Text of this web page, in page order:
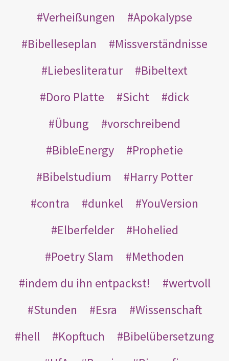
Verheißungen
Apokalypse
Bibelleseplan
Missverständnisse
Liebesliteratur
Bibeltext
Doro Platte
Sicht
dick
Übung
vorschreibend
BibleEnergy
Prophetie
Bibelstudium
Harry Potter
contra
dunkel
YouVersion
Elberfelder
Hohelied
Poetry Slam
Methoden
indem du ihn entpackst!
wertvoll
Stunden
Esra
Wissenschaft
hell
Kopftuch
Bibelübersetzung